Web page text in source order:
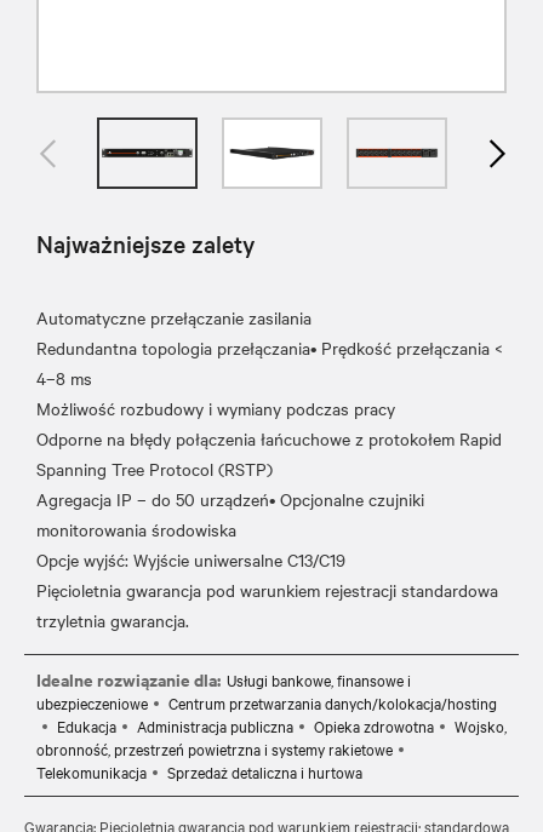
Najważniejsze zalety
Automatyczne przełączanie zasilania
Redundantna topologia przełączania• Prędkość przełączania <
4–8 ms
Możliwość rozbudowy i wymiany podczas pracy
Odporne na błędy połączenia łańcuchowe z protokołem Rapid
Spanning Tree Protocol (RSTP)
Agregacja IP – do 50 urządzeń• Opcjonalne czujniki
monitorowania środowiska
Opcje wyjść: Wyjście uniwersalne C13/C19
Pięcioletnia gwarancja pod warunkiem rejestracji standardowa
Idealne rozwiązanie dla: Usługi bankowe, finansowe i
ubezpieczeniowe
Centrum przetwarzania danych/kolokacja/hosting
Edukacja
Administracja publiczna Opieka zdrowotna
Wojsko,
obronność, przestrzeń powietrzna i systemy rakietowe
Telekomunikacja
Sprzedaż detaliczna i hurtowa
Gwarancja: Pięcioletnia gwarancja pod warunkiem rejestracji; standardowa